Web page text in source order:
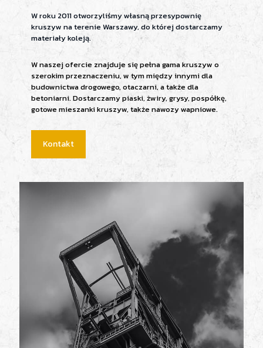
W roku 2011 otworzyliśmy własną przesypownię
kruszyw na terenie Warszawy, do której dostarczamy
materiały koleją.
W naszej ofercie znajduje się pełna gama kruszyw o
szerokim przeznaczeniu, w tym między innymi dla
budownictwa drogowego, otaczarni, a także dla
betoniarni. Dostarczamy piaski, żwiry, grysy, pospółkę,
gotowe mieszanki kruszyw, także nawozy wapniowe.
Kontakt